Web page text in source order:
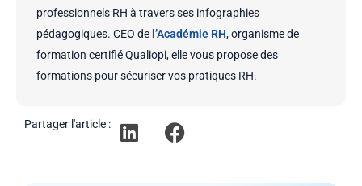
professionnels RH à travers ses infographies
pédagogiques. CEO de l’Académie RH, organisme de
formation certifié Qualiopi, elle vous propose des
formations pour sécuriser vos pratiques RH.
Partager l'article :